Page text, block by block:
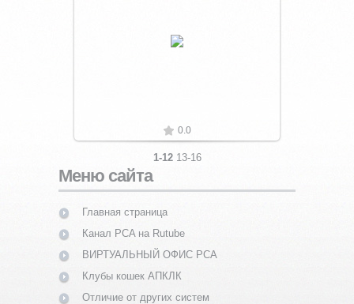
Увеличить
0.0
1-12 13-16
Меню сайта
Главная страница
Канал PCA на Rutube
ВИРТУАЛЬНЫЙ ОФИС PCA
Клубы кошек АПКЛК
Отличие от других систем